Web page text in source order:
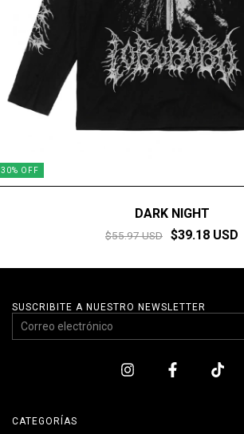
30% OFF
DARK NIGHT
$55.97 USD $39.18 USD
SUSCRIBITE A NUESTRO NEWSLETTER
CATEGORÍAS